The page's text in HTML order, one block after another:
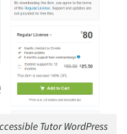
Tutor WordPress